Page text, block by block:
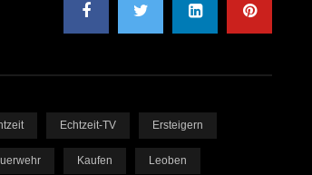
Echtzeit-TV Ersteigern
Kaufen Leoben